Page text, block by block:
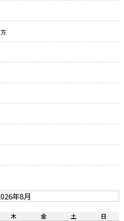
年8月
木 金 土 日